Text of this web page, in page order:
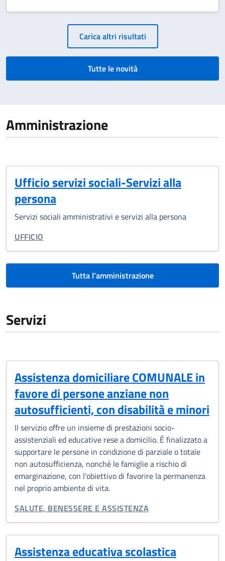
Paginazione Carica altri risultati
Tutte le novità
Amministrazione
Ufficio servizi sociali-Servizi alla
persona
Servizi sociali amministrativi e servizi alla persona
TIPO DI ORGANIZZAZIONE:
UFFICIO
Tutta l’amministrazione
Servizi
Assistenza domiciliare COMUNALE in
favore di persone anziane non
autosufficienti, con disabilità e minori
Il servizio offre un insieme di prestazioni socio-
assistenziali ed educative rese a domicilio. È finalizzato a
supportare le persone in condizione di parziale o totale
non autosufficienza, nonché le famiglie a rischio di
emarginazione, con l'obiettivo di favorire la permanenza
nel proprio ambiente di vita.
CATEGORIA CORRELATA:
SALUTE, BENESSERE E ASSISTENZA
Assistenza educativa scolastica